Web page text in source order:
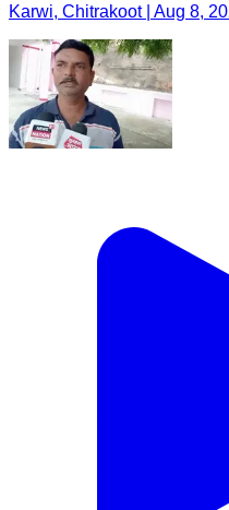
Karwi, Chitrakoot | Aug 8,